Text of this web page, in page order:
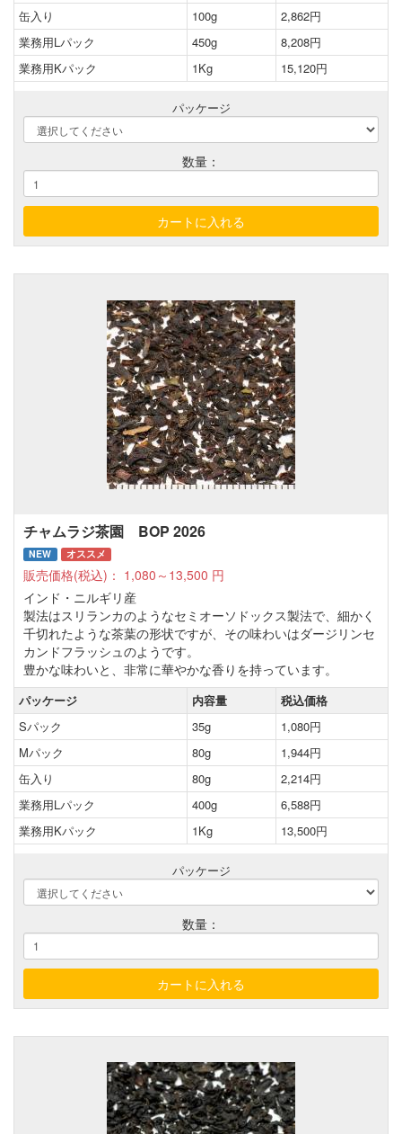
缶入り
100g
2,862円
業務用Lパック
450g
8,208円
業務用Kパック
1Kg 15,120円
パッケージ
数量：
チャムラジ茶園 BOP 2026
NEW オススメ
販売価格(税込)： 1,080～13,500 円
インド・ニルギリ産
製法はスリランカのようなセミオーソドックス製法で、細かく
千切れたような茶葉の形状ですが、その味わいはダージリンセ
カンドフラッシュのようです。
豊かな味わいと、非常に華やかな香りを持っています。
パッケージ 内容量
税込価格
Sパック
35g
1,080円
Mパック
80g
1,944円
缶入り
80g
2,214円
業務用Lパック
400g
6,588円
業務用Kパック
1Kg 13,500円
パッケージ
数量：